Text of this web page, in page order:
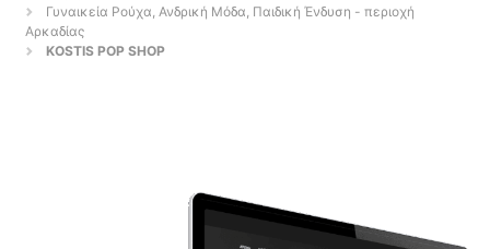
Γυναικεία Ρούχα, Ανδρική Μόδα, Παιδική Ένδυση - περιοχή
Αρκαδίας
KOSTIS POP SHOP